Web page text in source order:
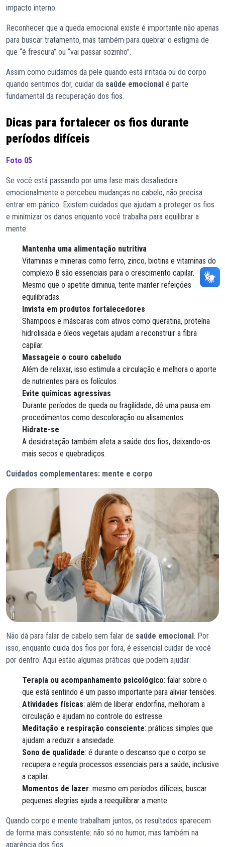
impacto interno.
Reconhecer que a queda emocional existe é importante não apenas
para buscar tratamento, mas também para quebrar o estigma de
que “é frescura” ou “vai passar sozinho”.
Assim como cuidamos da pele quando está irritada ou do corpo
quando sentimos dor, cuidar da saúde emocional é parte
fundamental da recuperação dos fios.
Dicas para fortalecer os fios durante
períodos difíceis
Foto 05
Se você está passando por uma fase mais desafiadora
emocionalmente e percebeu mudanças no cabelo, não precisa
entrar em pânico. Existem cuidados que ajudam a proteger os fios
e minimizar os danos enquanto você trabalha para equilibrar a
mente:
Mantenha uma alimentação nutritiva
Vitaminas e minerais como ferro, zinco, biotina e vitaminas do
complexo B são essenciais para o crescimento capilar.
Mesmo que o apetite diminua, tente manter refeições
equilibradas.
Invista em produtos fortalecedores
Shampoos e máscaras com ativos como queratina, proteína
hidrolisada e óleos vegetais ajudam a reconstruir a fibra
capilar.
Massageie o couro cabeludo
Além de relaxar, isso estimula a circulação e melhora o aporte
de nutrientes para os folículos.
Evite químicas agressivas
Durante períodos de queda ou fragilidade, dê uma pausa em
procedimentos como descoloração ou alisamentos.
Hidrate-se
A desidratação também afeta a saúde dos fios, deixando-os
mais secos e quebradiços.
Cuidados complementares: mente e corpo
Não dá para falar de cabelo sem falar de saúde emocional. Por
isso, enquanto cuida dos fios por fora, é essencial cuidar de você
por dentro. Aqui estão algumas práticas que podem ajudar:
Terapia ou acompanhamento psicológico: falar sobre o
que está sentindo é um passo importante para aliviar tensões.
Atividades físicas: além de liberar endorfina, melhoram a
circulação e ajudam no controle do estresse.
Meditação e respiração consciente: práticas simples que
ajudam a reduzir a ansiedade.
Sono de qualidade: é durante o descanso que o corpo se
recupera e regula processos essenciais para a saúde, inclusive
a capilar.
Momentos de lazer: mesmo em períodos difíceis, buscar
pequenas alegrias ajuda a reequilibrar a mente.
Quando corpo e mente trabalham juntos, os resultados aparecem
de forma mais consistente: não só no humor, mas também na
aparência dos fios.